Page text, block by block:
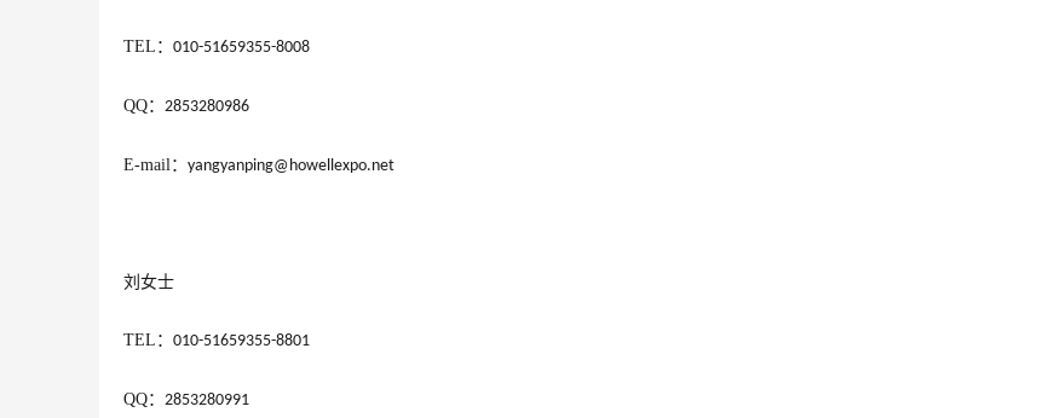
TEL ： 010-51659355-8008
QQ： 2853280986
E-mail： yangyanping@howellexpo.net
刘女士
TEL ： 010-51659355-8801
QQ： 2853280991